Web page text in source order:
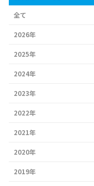
全て
2026年
2025年
2024年
2023年
2022年
2021年
2020年
2019年